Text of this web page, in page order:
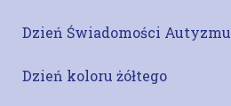
Dzień Świadomości Autyzmu
Dzień koloru żółtego